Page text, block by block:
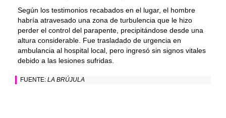
Según los testimonios recabados en el lugar, el hombre
habría atravesado una zona de turbulencia que le hizo
perder el control del parapente, precipitándose desde una
altura considerable. Fue trasladado de urgencia en
ambulancia al hospital local, pero ingresó sin signos vitales
debido a las lesiones sufridas.
FUENTE: LA BRÚJULA